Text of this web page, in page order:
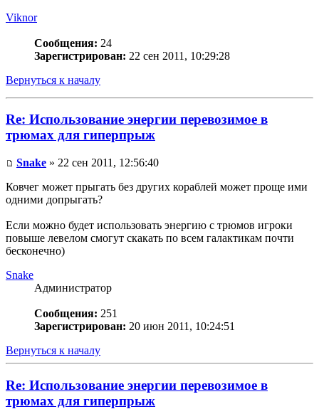
Viknor
Сообщения: 24
Зарегистрирован: 22 сен 2011, 10:29:28
Вернуться к началу
Re: Использование энергии перевозимое в
трюмах для гиперпрыж
Snake » 22 сен 2011, 12:56:40
Ковчег может прыгать без других кораблей может проще ими
одними допрыгать?
Если можно будет использовать энергию с трюмов игроки
повыше левелом смогут скакать по всем галактикам почти
бесконечно)
Snake
Администратор
Сообщения: 251
Зарегистрирован: 20 июн 2011, 10:24:51
Вернуться к началу
Re: Использование энергии перевозимое в
трюмах для гиперпрыж